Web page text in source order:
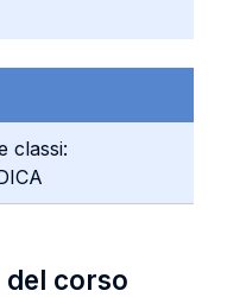
classi:
corso